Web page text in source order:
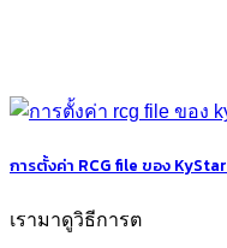
การตั้งค่า RCG file ของ
เรามาดูวิธีการต